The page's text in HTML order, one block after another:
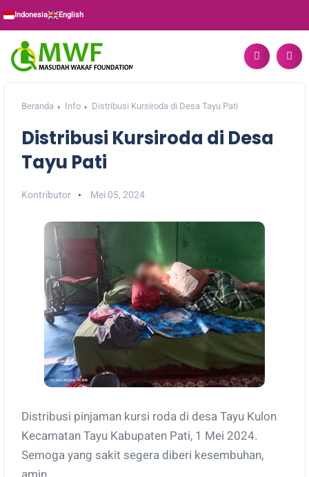
Indonesia English
Beranda Info Distribusi Kursiroda di Desa Tayu Pati
Distribusi Kursiroda di Desa
Tayu Pati
Kontributor Mei 05, 2024
Distribusi pinjaman kursi roda di desa Tayu Kulon
Kecamatan Tayu Kabupaten Pati, 1 Mei 2024.
Semoga yang sakit segera diberi kesembuhan,
amin